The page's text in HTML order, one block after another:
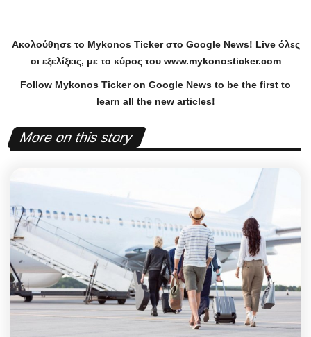
Ακολούθησε το Mykonos Tickerστο Google News! Liveόλες
οι εξελίξεις, με το κύρος του www.mykonosticker.com
Follow Mykonos Ticker on Google News to be the first to
learn all the new articles!
More on this story